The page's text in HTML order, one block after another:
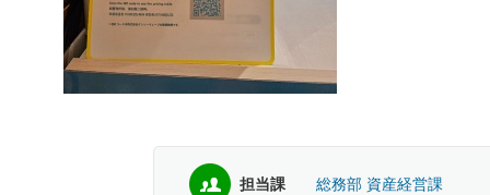
担当課 総務部 資産経営課